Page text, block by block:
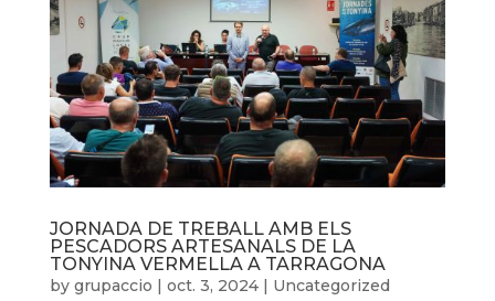
JORNADA DE TREBALL AMB ELS
PESCADORS ARTESANALS DE LA
TONYINA VERMELLA A TARRAGONA
by grupaccio oct. 3, 2024| Uncategorized